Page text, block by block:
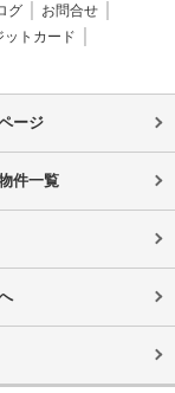
グ
お問合せ
ットカード
ージ
件一覧